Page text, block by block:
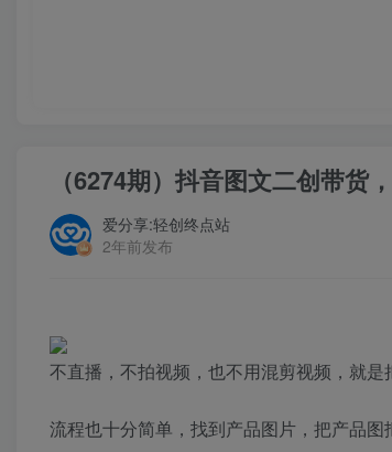
（6274期）抖音图文二创带货
爱分享:轻创终点站
2年前发布
不直播，不拍视频，也不用混剪视频，就
流程也十分简单，找到产品图片，把产品